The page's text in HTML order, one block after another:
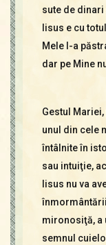
sute de
Iisus e cu
Mele l-a
dar pe Mine
Gestul
unul din cele
întâlnite în
sau intuiţie,
Iisus nu va
mironosiţă, a
semnul